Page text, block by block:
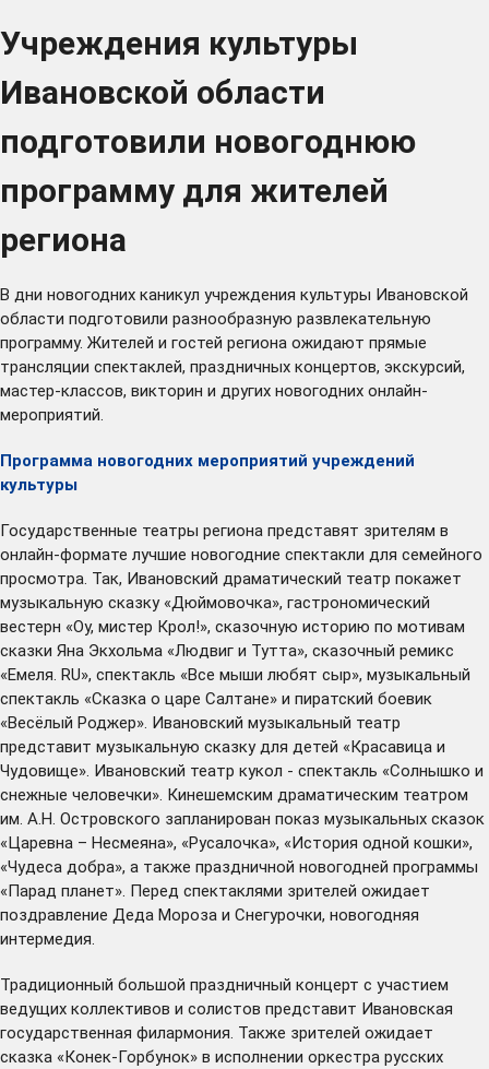
Учреждения культуры
Ивановской области
подготовили новогоднюю
программу для жителей
региона
В дни новогодних каникул учреждения культуры Ивановской
области подготовили разнообразную развлекательную
программу. Жителей и гостей региона ожидают прямые
трансляции спектаклей, праздничных концертов, экскурсий,
мастер-классов, викторин и других новогодних онлайн-
мероприятий.
Программа новогодних мероприятий учреждений
культуры
Государственные театры региона представят зрителям в
онлайн-формате лучшие новогодние спектакли для семейного
просмотра. Так, Ивановский драматический театр покажет
музыкальную сказку «Дюймовочка», гастрономический
вестерн «Оу, мистер Крол!», сказочную историю по мотивам
сказки Яна Экхольма «Людвиг и Тутта», сказочный ремикс
«Емеля. RU», спектакль «Все мыши любят сыр», музыкальный
спектакль «Сказка о царе Салтане» и пиратский боевик
«Весёлый Роджер». Ивановский музыкальный театр
представит музыкальную сказку для детей «Красавица и
Чудовище». Ивановский театр кукол - спектакль «Солнышко и
снежные человечки». Кинешемским драматическим театром
им. А.Н. Островского запланирован показ музыкальных сказок
«Царевна – Несмеяна», «Русалочка», «История одной кошки»,
«Чудеса добра», а также праздничной новогодней программы
«Парад планет». Перед спектаклями зрителей ожидает
поздравление Деда Мороза и Снегурочки, новогодняя
интермедия.
Традиционный большой праздничный концерт с участием
ведущих коллективов и солистов представит Ивановская
государственная филармония. Также зрителей ожидает
сказка «Конек-Горбунок» в исполнении оркестра русских